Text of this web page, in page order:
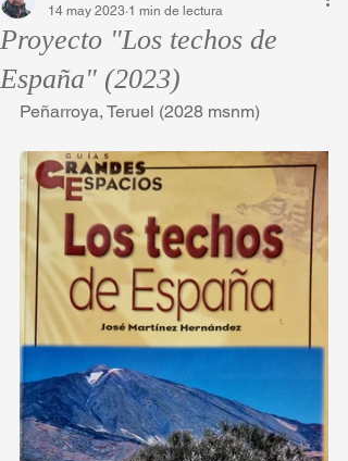
Proyecto "Los techos de
España" (2023)
14 may 2023 1 min de lectura
Peñarroya, Teruel (2028 msnm)